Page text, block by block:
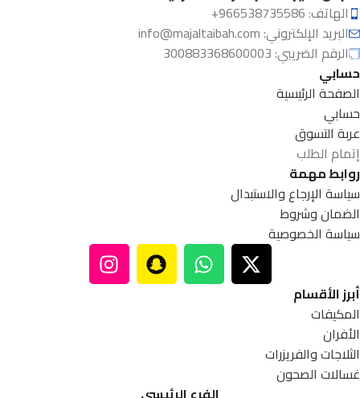
الهاتف: 966538735586+
البريد الإلكتروني:info@majaltaibah.com
الرقم الضريبي: 300883368600003
حسابي
الصفحة الرئيسية
حسابي
عربة التسوق
إتمام الطلب
روابط مهمة
سياسة الإرجاع والاستبدال
الضمان وشروط
سياسة الخصوصية
أبرز الأقسام
المكيفات
الأفران
الثلاجات والفريزرات
غسالات الصحون